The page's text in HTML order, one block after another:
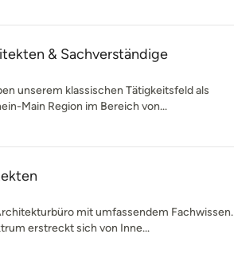
& Sachverständige
unserem klassischen Tätigkeitsfeld als
Main Region im Bereich von...
mit umfassendem Fachwissen.
erstreckt sich von Inne...